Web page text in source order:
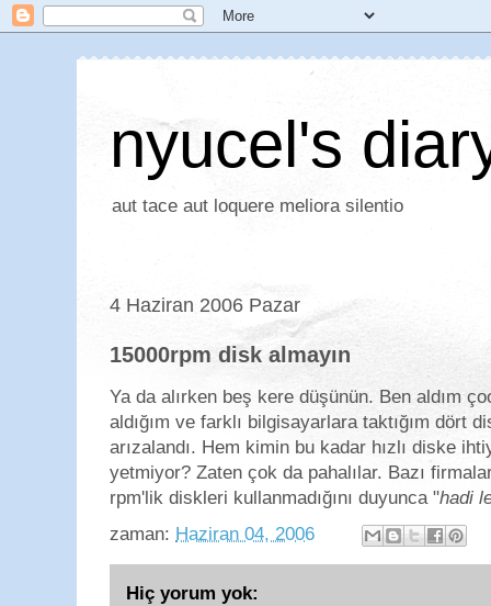
nyucel's
aut tace aut loquere meliora silentio
4 Haziran 2006 Pazar
15000rpm disk almayın
Ya da alırken beş kere düşünün. Ben aldım
aldığım ve farklı bilgisayarlara taktığım dört
arızalandı. Hem kimin bu kadar hızlı diske
yetmiyor? Zaten çok da pahalılar. Bazı
rpm'lik diskleri kullanmadığını duyunca "hadi
zaman: Haziran 04, 2006
Hiç yorum yok: